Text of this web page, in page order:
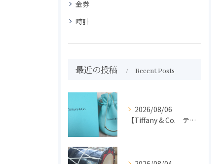
金券
時計
最近の投稿 Recent Posts
2026/08/06
【Tiffany & Co. ティファニー】買取 大吉盛岡店 アクセサリー買取しました！！